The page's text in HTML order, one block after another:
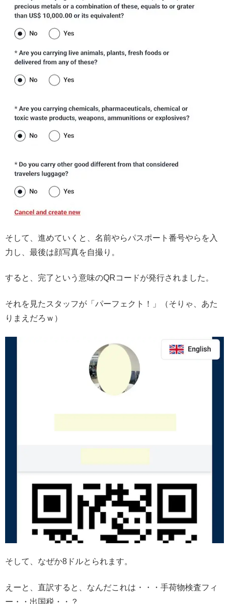
そして、進めていくと、名前やらパスポート番号やらを入
力し、最後は顔写真を自撮り。
すると、完了という意味のQRコードが発行されました。
それを見たスタッフが「パーフェクト！」（そりゃ、あた
りまえだろｗ）
そして、なぜか8ドルとられます。
えーと、直訳すると、なんだこれは・・・手荷物検査フィ
ー・・出国税・・？